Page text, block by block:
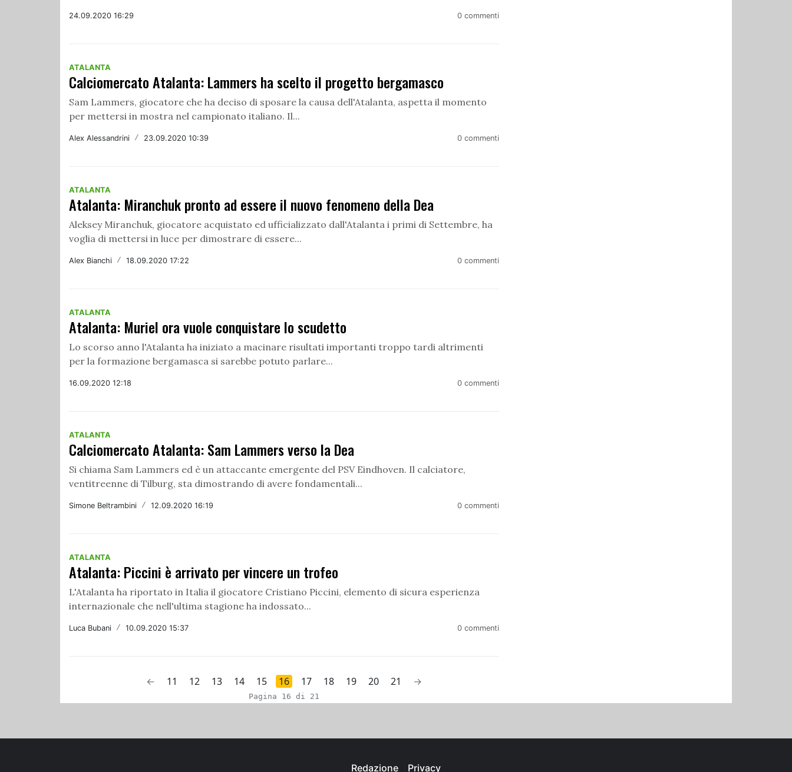
24.09.2020 16:29 0 commenti
ATALANTA
Calciomercato Atalanta: Lammers ha scelto il progetto bergamasco
Sam Lammers, giocatore che ha deciso di sposare la causa dell'Atalanta, aspetta il momento
per mettersi in mostra nel campionato italiano. Il...
Alex Alessandrini / 23.09.2020 10:39 0 commenti
ATALANTA
Atalanta: Miranchuk pronto ad essere il nuovo fenomeno della Dea
Aleksey Miranchuk, giocatore acquistato ed ufficializzato dall'Atalanta i primi di Settembre, ha
voglia di mettersi in luce per dimostrare di essere...
Alex Bianchi / 18.09.2020 17:22 0 commenti
ATALANTA
Atalanta: Muriel ora vuole conquistare lo scudetto
Lo scorso anno l'Atalanta ha iniziato a macinare risultati importanti troppo tardi altrimenti
per la formazione bergamasca si sarebbe potuto parlare...
16.09.2020 12:18 0 commenti
ATALANTA
Calciomercato Atalanta: Sam Lammers verso la Dea
Si chiama Sam Lammers ed è un attaccante emergente del PSV Eindhoven. Il calciatore,
ventitreenne di Tilburg, sta dimostrando di avere fondamentali...
Simone Beltrambini / 12.09.2020 16:19 0 commenti
ATALANTA
Atalanta: Piccini è arrivato per vincere un trofeo
L'Atalanta ha riportato in Italia il giocatore Cristiano Piccini, elemento di sicura esperienza
internazionale che nell'ultima stagione ha indossato...
Luca Bubani / 10.09.2020 15:37 0 commenti
← 11 12 13 14 15 16 17 18 19 20 21 →
Pagina 16 di 21
Redazione Privacy